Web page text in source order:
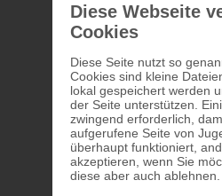
Diese Webseite
Cookies
Diese Seite nutzt so
Cookies sind kleine
lokal gespeichert werden
der Seite unterstützen.
zwingend erforderlich,
aufgerufene Seite von
überhaupt funktioniert,
akzeptieren, wenn Sie
diese aber auch ablehnen.